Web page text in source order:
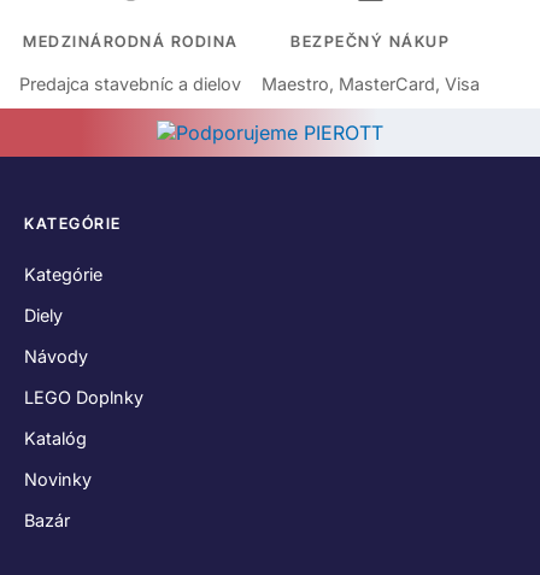
MEDZINÁRODNÁ RODINA
Predajca stavebníc a dielov
BEZPEČNÝ NÁKUP
Maestro, MasterCard, Visa
KATEGÓRIE
Kategórie
Diely
Návody
LEGO Doplnky
Katalóg
Novinky
Bazár